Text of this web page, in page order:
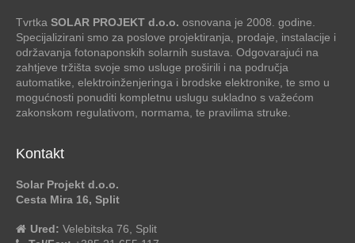
Tvrtka SOLAR PROJEKT d.o.o. osnovana je 2008. godine.
Specijalizirani smo za poslove projektiranja, prodaje, instalacije i
održavanja fotonaponskih solarnih sustava. Odgovarajući na
zahtjeve tržišta svoje smo usluge proširili i na područja
automatike, elektroinženjeringa i brodske elektronike, te smo u
mogućnosti ponuditi kompletnu uslugu sukladno s važećom
zakonskom regulativom, normama, te pravilima struke.
Kontakt
Solar Projekt d.o.o.
Cesta Mira 16, Split
Ured: Velebitska 76, Split